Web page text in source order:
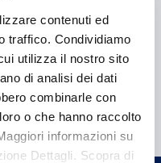
contenuti ed
traffico. Condividiamo
utilizza il nostro sito
di analisi dei dati
combinarle con
o che hanno raccolto
informazioni su
Dettagli. Scopra di
a te e parla con